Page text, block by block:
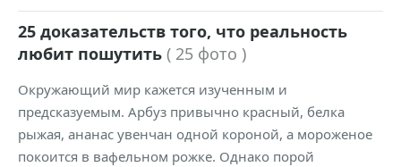
25 доказательств того, что реальность
любит пошутить ( 25 фото )
Окружающий мир кажется изученным и
предсказуемым. Арбуз привычно красный, белка
рыжая, ананас увенчан одной короной, а мороженое
покоится в вафельном рожке. Однако порой